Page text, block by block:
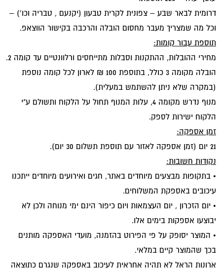
דרומית לבאר שבע – צפונית לקרית טבעון (יקנעם , טבריה וכו') –
וכל מה שמצריך מעבר מחסום הובלה והרכבה בקישור הווצאפ.
תוספת עבור קומות:
מחירי ההובלות, ההתקנות וסבלות מתייחסים ורלוונטיים עד קומה 2.
הובלה מקומה 3 כולל, בתוספת 100 ₪ לארון לכל קומה נוספת
(במקרה שלא ניתן להשתמש במעלית).
מנוף נדרש מקומה 4, עלות המנוף תחול על הלקוח ותשולם ע"י
הלקוח ישירות לספק.
זמן אספקה:
21 יום (זמן אספקה לאזור עם תוספת תשלום 30 יום).
נקודות חשובות:
• בתקופות מבצעים מיוחדים באתר, חגים ואירועים מיוחדים ייתכנו
עיכובים באספקת המשלוחים.
• יום הזכרון , יום העצמאות ויום כיפור הינם ימי מנוחה ולכן לא
יבוצעו אספקות בימים אלו.
• המוצר יסופק על פי הפירוט בהזמנה, מועדי האספקה מותנים
בכך שהמוצר קיים במלאי.
ארונות הראל לא תהיה אחראית לעיכוב באספקה שנגרם כתוצאה